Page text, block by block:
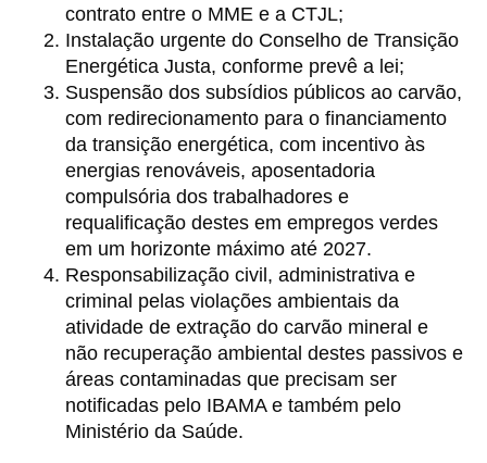
contrato entre o MME e a CTJL;
Instalação urgente do Conselho de Transição
Energética Justa, conforme prevê a lei;
Suspensão dos subsídios públicos ao carvão,
com redirecionamento para o financiamento
da transição energética, com incentivo às
energias renováveis, aposentadoria
compulsória dos trabalhadores e
requalificação destes em empregos verdes
em um horizonte máximo até 2027.
Responsabilização civil, administrativa e
criminal pelas violações ambientais da
atividade de extração do carvão mineral e
não recuperação ambiental destes passivos e
áreas contaminadas que precisam ser
notificadas pelo IBAMA e também pelo
Ministério da Saúde.